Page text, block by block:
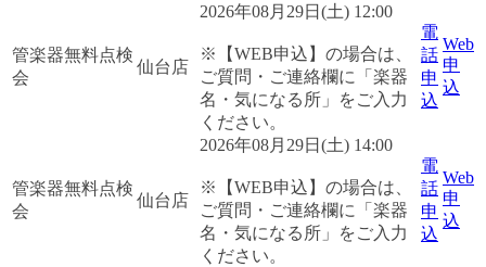
管楽器無料点検
会
仙台店
2026年08月29日(土) 12:00
※【WEB申込】の場合は、
ご質問・ご連絡欄に「楽器
名・気になる所」をご入力
ください。
電
話
申
込
Web
申
込
管楽器無料点検
会
仙台店
2026年08月29日(土) 14:00
※【WEB申込】の場合は、
ご質問・ご連絡欄に「楽器
名・気になる所」をご入力
ください。
電
話
申
込
Web
申
込